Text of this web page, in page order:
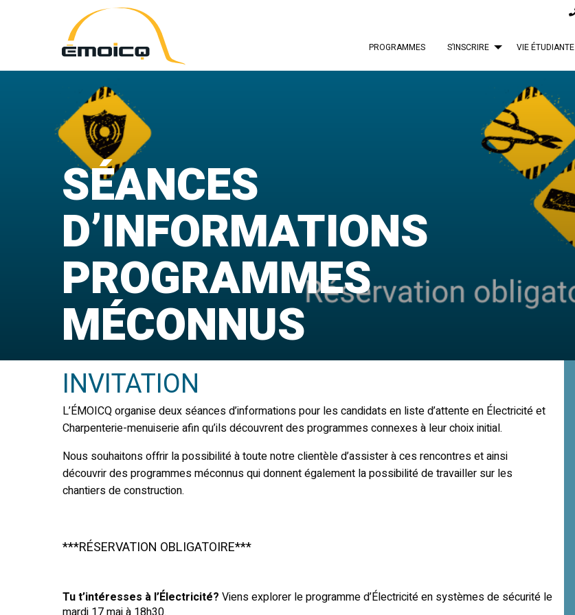
ÉMOICQ
PROGRAMMES S’INSCRIRE VIE ÉTUDIANTE
SÉANCES
D’INFORMATIONS
PROGRAMMES
MÉCONNUS
INVITATION
L’ÉMOICQ organise deux séances d’informations pour les candidats en liste d’attente en Électricité et
Charpenterie-menuiserie afin qu’ils découvrent des programmes connexes à leur choix initial.
Nous souhaitons offrir la possibilité à toute notre clientèle d’assister à ces rencontres et ainsi
découvrir des programmes méconnus qui donnent également la possibilité de travailler sur les
chantiers de construction.
***RÉSERVATION OBLIGATOIRE***
Tu t’intéresses à l’Électricité? Viens explorer le programme d’Électricité en systèmes de sécurité le